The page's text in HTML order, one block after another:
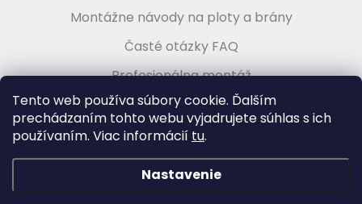
Tento web používa súbory cookie. Ďalším
prechádzaním tohto webu vyjadrujete súhlas s ich
používaním. Viac informácií tu.
Nastavenie
Montážne návody na ploty a brány
Časté otázky FAQ
Profesionálna montáž
Poradenstvo zadarmo
Vytvoril Shoptet &